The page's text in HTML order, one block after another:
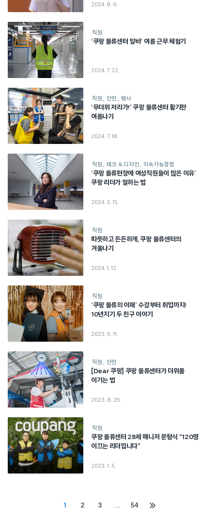
2024. 8. 6.
직원
‘쿠팡 물류센터 알바’ 여름 근무 체험기
2024. 7. 22.
직원 안전 행사
‘무더위 저리가!’ 쿠팡 물류센터 활기찬
여름나기
2024. 7. 18.
직원 테크 & 디자인 지속가능경영
‘쿠팡 물류현장에 여성직원들이 많은 이유’
쿠팡 리더가 일하는 법
2024. 3. 15.
직원
따뜻하고 든든하게, 쿠팡 물류센터의
겨울나기
2024. 1. 12.
직원
‘쿠팡 물류의 이해’ 수강부터 취업까지!
10년지기 두 친구 이야기
2023. 9. 11.
직원 안전
[Dear 쿠팡] 쿠팡 물류센터가 더위를
이기는 법
2023. 8. 29.
직원
쿠팡 물류센터 28세 매니저 문형식 “120명
이끄는 리더입니다”
2023. 1. 5.
1 2 3 … 54
다음